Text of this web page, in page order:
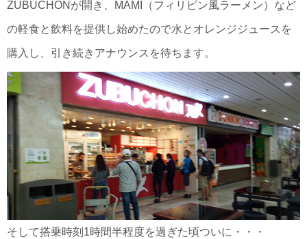
ZUBUCHONが開き、MAMI（フィリピン風ラーメン）など
の軽食と飲料を提供し始めたので水とオレンジジュースを
購入し、引き続きアナウンスを待ちます。
そして搭乗時刻1時間半程度を過ぎた頃ついに・・・